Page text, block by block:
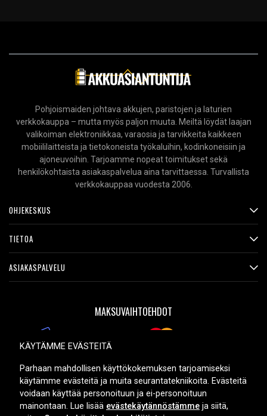
Pohjoismaiden johtava akkujen, paristojen ja laturien
verkkokauppa – mutta myös paljon muuta. Meiltä löydät laajan
valikoiman elektroniikkaa, varaosia ja tarvikkeita kaikkeen
mobiililaitteista ja tietokoneista työkaluihin, kodinkoneisiin ja
ajoneuvoihin. Tarjoamme nopeat toimitukset sekä
henkilökohtaista asiakaspalvelua aina tarvittaessa. Turvallista
verkkokauppaa vuodesta 2006.
OHJEKESKUS
TIETOA
ASIAKASPALVELU
MAKSUVAIHTOEHDOT
TOIMITUSVAIHTOEHDOT
KÄYTÄMME EVÄSTEITÄ
Parhaan mahdollisen käyttökokemuksen tarjoamiseksi
käytämme evästeitä ja muita seurantatekniikoita. Evästeitä
voidaan käyttää personoituun ja ei-personoituun
mainontaan. Lue lisää evästekäytännöstämme ja siitä,